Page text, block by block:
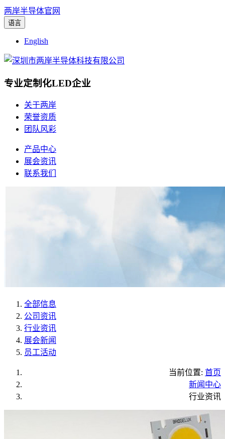
两岸半导体官网
语言
English
专业定制化LED企业
关于两岸
荣誉资质
团队风彩
产品中心
展会资讯
联系我们
全部信息
公司资讯
行业资讯
展会新闻
员工活动
当前位置: 首页
新闻中心
行业资讯